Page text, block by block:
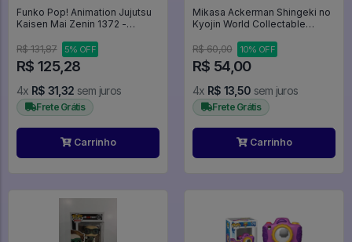
Funko Pop! Animation Jujutsu
Kaisen Mai Zenin 1372 -
R$ 131,87
5% OFF
R$ 125,28
4x R$ 31,32 sem juros
Frete Grátis
Carrinho
Mikasa Ackerman Shingeki no
Kyojin World Collectable
Kyoujin
R$ 60,00 10% OFF
R$ 54,00
4x R$ 13,50 sem juros
Frete Grátis
Carrinho